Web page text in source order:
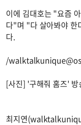
이에 김대호는 "요즘
다"며 "다 살아봐야 한
다.
/
[사진] '구해줘 홈즈' 방
최지연(